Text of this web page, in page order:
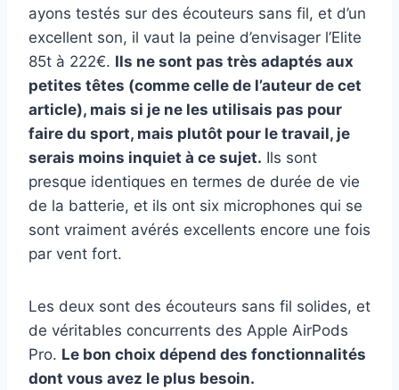
ayons testés sur des écouteurs sans fil, et d’un
excellent son, il vaut la peine d’envisager l’Elite
85t à 222€. Ils ne sont pas très adaptés aux
petites têtes (comme celle de l’auteur de cet
article), mais si je ne les utilisais pas pour
faire du sport, mais plutôt pour le travail, je
serais moins inquiet à ce sujet. Ils sont
presque identiques en termes de durée de vie
de la batterie, et ils ont six microphones qui se
sont vraiment avérés excellents encore une fois
par vent fort.
Les deux sont des écouteurs sans fil solides, et
de véritables concurrents des Apple AirPods
Pro. Le bon choix dépend des fonctionnalités
dont vous avez le plus besoin.